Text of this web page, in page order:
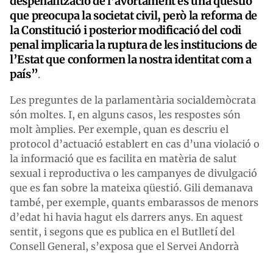
que preocupa la societat civil, però la reforma de
la Constitució i posterior modificació del codi
penal implicaria la ruptura de les institucions de
l’Estat que conformen la nostra identitat com a
país”.
Les preguntes de la parlamentària socialdemòcrata
són moltes. I, en alguns casos, les respostes són
molt àmplies. Per exemple, quan es descriu el
protocol d’actuació establert en cas d’una violació o
la informació que es facilita en matèria de salut
sexual i reproductiva o les campanyes de divulgació
que es fan sobre la mateixa qüestió. Gili demanava
també, per exemple, quants embarassos de menors
d’edat hi havia hagut els darrers anys. En aquest
sentit, i segons que es publica en el Butlletí del
Consell General, s’exposa que el Servei Andorrà